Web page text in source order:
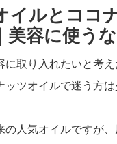
イルとココ
美容に使う
に取り入れたいと考
ッツオイルで迷う方
の人気オイルですが、